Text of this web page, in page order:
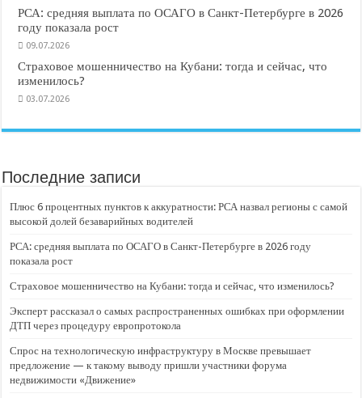
РСА: средняя выплата по ОСАГО в Санкт-Петербурге в 2026
году показала рост
09.07.2026
Страховое мошенничество на Кубани: тогда и сейчас, что
изменилось?
03.07.2026
Последние записи
Плюс 6 процентных пунктов к аккуратности: РСА назвал регионы с самой
высокой долей безаварийных водителей
РСА: средняя выплата по ОСАГО в Санкт-Петербурге в 2026 году
показала рост
Страховое мошенничество на Кубани: тогда и сейчас, что изменилось?
Эксперт рассказал о самых распространенных ошибках при оформлении
ДТП через процедуру европротокола
Спрос на технологическую инфраструктуру в Москве превышает
предложение — к такому выводу пришли участники форума
недвижимости «Движение»